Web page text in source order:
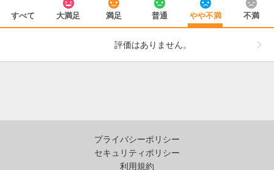
すべて 大満足 満足 普通 やや不満 不満
評価はありません。
プライバシーポリシー
セキュリティポリシー
利用規約